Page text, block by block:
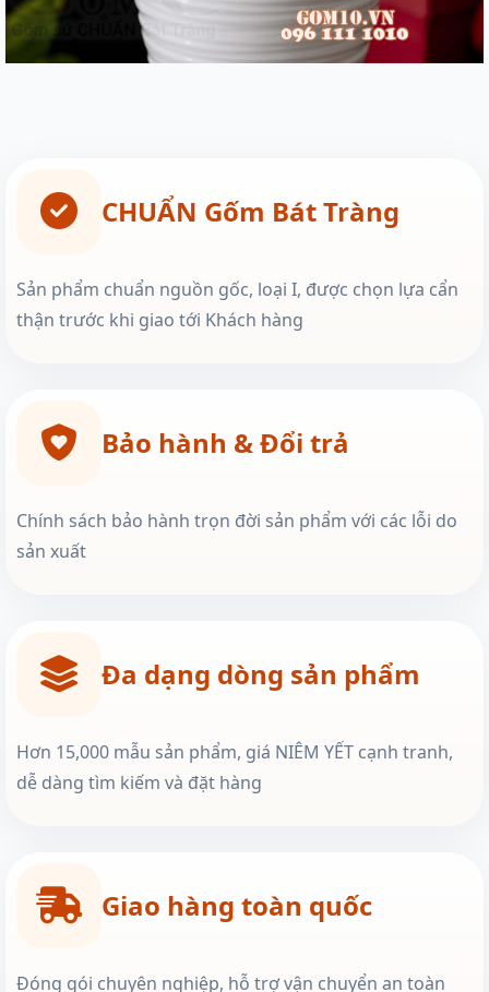
CHUẨN Gốm Bát Tràng
Sản phẩm chuẩn nguồn gốc, loại I, được chọn lựa cẩn
thận trước khi giao tới Khách hàng
Bảo hành & Đổi trả
Chính sách bảo hành trọn đời sản phẩm với các lỗi do
sản xuất
Đa dạng dòng sản phẩm
Hơn 15,000 mẫu sản phẩm, giá NIÊM YẾT cạnh tranh,
dễ dàng tìm kiếm và đặt hàng
Giao hàng toàn quốc
Đóng gói chuyên nghiệp, hỗ trợ vận chuyển an toàn